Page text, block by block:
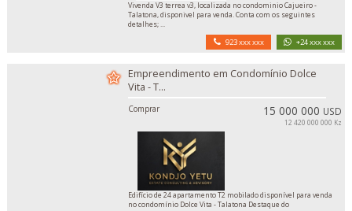
Vivenda V3 terrea v3, localizada no condominio Cajueiro -
Talatona, disponivel para venda. Conta com os seguintes
detalhes; ...
923 xxx xxx +24 xxx xxx
Empreendimento em Condomínio Dolce
Vita - T...
Comprar 15 000 000 USD
12 420 000 000 Kz
Edifício de 24 apartamento T2 mobilado disponível para venda
no condomínio Dolce Vita - Talatona Destaque do